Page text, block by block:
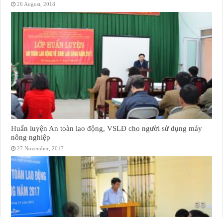
26 August, 2018
Huấn luyện An toàn lao động, VSLĐ cho người sử dụng máy
nông nghiệp
27 November, 2017